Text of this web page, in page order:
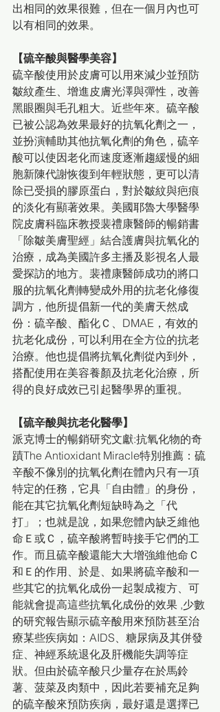
出相同的效果很難，但在一個月內也可
以有相同的效果。
【硫辛酸與醫學美容】
硫辛酸使用於皮膚可以用來減少並預防
皺紋產生、增進皮膚光澤與彈性，改善
黑眼圈與毛孔粗大。近些年來。硫辛酸
已被公認為效果最好的抗氧化劑之一，
並扮演輔助其他抗氧化劑的角色，硫辛
酸可以使因老化而速度逐漸趨緩慢的細
胞新陳代謝恢復到年輕狀態，更可以清
除已受損的膠原蛋白，對於皺紋與疤痕
的淡化有顯著效果。美國耶魯大學醫學
院皮膚科臨床教授裴禮康醫師的暢銷書
「除皺美膚聖經」結合護膚與抗氧化的
治療，成為美國許多主播及影視名人最
愛探訪的地方。裴禮康醫師成功的將口
服的抗氧化劑轉變成外用的抗老化修復
調方，他所提倡新一代的美膚天然成
份：硫辛酸、酯化Ｃ、DMAE，有效的
抗老化成份，可以利用在全方位的抗老
治療。他也提倡將抗氧化劑從內到外，
搭配使用在美容養顏及抗老化治療，所
得的良好成效已引起醫學界的重視。
【硫辛酸與抗老化醫學】
派克博士的暢銷研究文獻:抗氧化物的奇
蹟The Antioxidant Miracle特別推薦：硫
辛酸不像別的抗氧化劑在體內只有一項
特定的任務，它具「自由體」的身份，
能在其它抗氧化劑短缺時為之「代
打」；也就是說，如果您體內缺乏維他
命Ｅ或Ｃ，硫辛酸將暫時接手它們的工
作。而且硫辛酸還能大大增強維他命Ｃ
和Ｅ的作用、於是、如果將硫辛酸和一
些其它的抗氧化成份一起製成複方、可
能就會提高這些抗氧化成份的效果 ,少數
的研究報告顯示硫辛酸用來預防甚至治
療某些疾病如：AIDS、糖尿病及其併發
症、神經系統退化及肝機能失調等症
狀。但由於硫辛酸只少量存在於馬鈴
薯、菠菜及肉類中，因此若要補充足夠
的硫辛酸來預防疾病，最好還是選擇已